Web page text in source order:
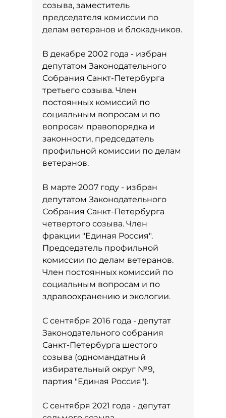
созыва, заместитель
председателя комиссии по
делам ветеранов и блокадников.
В декабре 2002 года - избран
депутатом Законодательного
Собрания Санкт-Петербурга
третьего созыва. Член
постоянных комиссий по
социальным вопросам и по
вопросам правопорядка и
законности, председатель
профильной комиссии по делам
ветеранов.
В марте 2007 году - избран
депутатом Законодательного
Собрания Санкт-Петербурга
четвертого созыва. Член
фракции "Единая Россия".
Председатель профильной
комиссии по делам ветеранов.
Член постоянных комиссий по
социальным вопросам и по
здравоохранению и экологии.
С сентября 2016 года - депутат
Законодательного собрания
Санкт-Петербурга шестого
созыва (одномандатный
избирательный округ №9,
партия "Единая Россия").
С сентября 2021 года - депутат